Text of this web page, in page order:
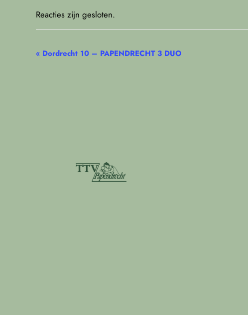
Reacties zijn gesloten.
Evenement
« Dordrecht 10 – PAPENDRECHT 3 DUO